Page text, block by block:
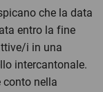
che la data
entro la fine
i in una
intercantonale.
conto nella